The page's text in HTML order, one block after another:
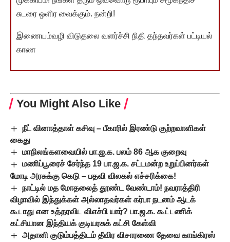
சுடரை ஒளிர வைக்கும். நன்றி!
இணையம்வழி விடுதலை வளர்ச்சி நிதி தந்தவர்கள் பட்டியல்
காண
You Might Also Like
நீட் வினாத்தாள் கசிவு – பீகாரில் இரண்டு குற்றவாளிகள்
கைது
மாநிலங்களவையில் பா.ஜ.க. பலம் 86 ஆக குறைவு
மணிப்பூரைச் சேர்ந்த 19 பா.ஜ.க. சட்டமன்ற உறுப்பினர்கள்
மோடி அரசுக்கு கெடு – பதவி விலகல் எச்சரிக்கை!
நாட்டில் மத மோதலைத் தூண்ட வேண்டாம்! நவராத்திரி
விழாவில் இந்துக்கள் அல்லாதவர்கள் கர்பா நடனம் ஆடக்
கூடாது என உத்தரவிட விஎச்பி யார்? பா.ஜ.க. கூட்டணிக்
கட்சியான இந்தியக் குடியரசுக் கட்சி கேள்வி
அதானி குடும்பத்திடம் தீவிர விசாரணை தேவை காங்கிரஸ்